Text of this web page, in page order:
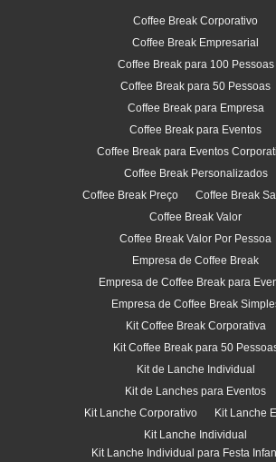
Coffee Break Corporativo
Coffee Break Empresarial
Coffee Break para 100 Pessoas
Coffee Break para 50 Pessoas
Coffee Break para Empresa
Coffee Break para Eventos
Coffee Break para Eventos
Coffee Break Personalizados
Coffee Break Preço
Coffee Break
Coffee Break Valor
Coffee Break Valor Por Pessoa
Empresa de Coffee Break
Empresa de Coffee Break para
Empresa de Coffee Break
Kit Coffee Break Corporativa
Kit Coffee Break para 50
Kit de Lanche Individual
Kit de Lanches para Eventos
Kit Lanche Corporativo
Kit Lanche
Kit Lanche Individual
Kit Lanche Individual para Festa